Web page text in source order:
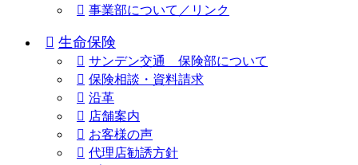
事業部について／リンク
生命保険
サンデン交通 保険部について
保険相談・資料請求
沿革
店舗案内
お客様の声
代理店勧誘方針